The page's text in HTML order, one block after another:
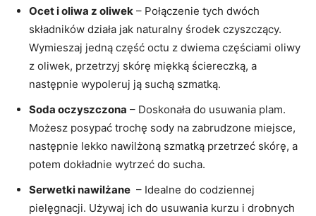
Ocet i oliwa z oliwek – Połączenie⁣ tych ⁤dwóch
składników działa jak naturalny środek czyszczący.
Wymieszaj jedną część octu z ⁤dwiema‌ częściami​ oliwy
z oliwek, przetrzyj skórę⁣ miękką⁢ ściereczką, a
następnie wypoleruj ją suchą szmatką.
Soda oczyszczona – Doskonała do usuwania plam.‍
Możesz posypać trochę sody na zabrudzone miejsce,
następnie lekko nawilżoną szmatką ⁣przetrzeć skórę,⁢ a⁣
potem dokładnie wytrzeć do​ sucha.
Serwetki nawilżane ⁤ – Idealne do codziennej
pielęgnacji. Używaj ​ich do usuwania kurzu i drobnych